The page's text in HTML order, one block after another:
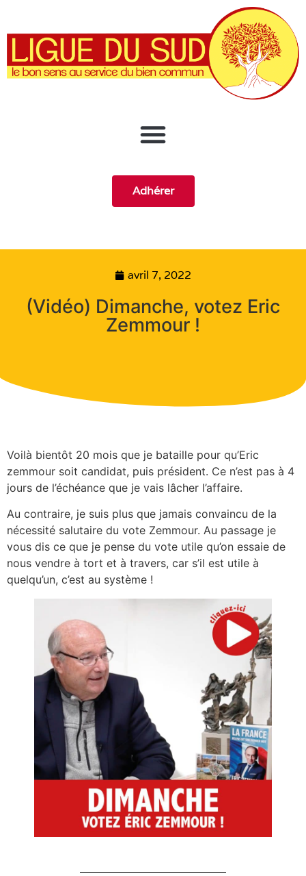
Adhérer
avril 7, 2022
(Vidéo) Dimanche, votez Eric
Zemmour !
Voilà bientôt 20 mois que je bataille pour qu’Eric
zemmour soit candidat, puis président. Ce n’est pas à 4
jours de l’échéance que je vais lâcher l’affaire.
Au contraire, je suis plus que jamais convaincu de la
nécessité salutaire du vote Zemmour. Au passage je
vous dis ce que je pense du vote utile qu’on essaie de
nous vendre à tort et à travers, car s’il est utile à
quelqu’un, c’est au système !